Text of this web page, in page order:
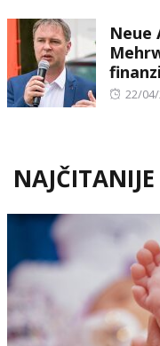
Neue
22/
NAJČITANIJE